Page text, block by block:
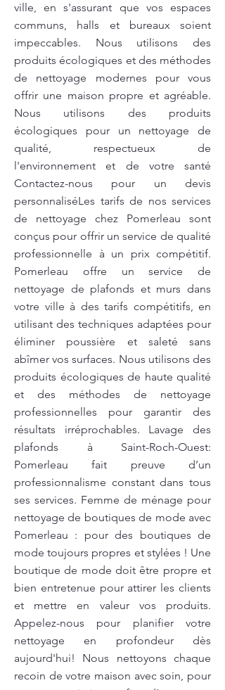
ville, en s'assurant que vos espaces
communs, halls et bureaux soient
impeccables. Nous utilisons des
produits écologiques et des méthodes
de nettoyage modernes pour vous
offrir une maison propre et agréable.
Nous utilisons des produits
écologiques pour un nettoyage de
qualité, respectueux de
l'environnement et de votre santé
Contactez-nous pour un devis
personnaliséLes tarifs de nos services
de nettoyage chez Pomerleau sont
conçus pour offrir un service de qualité
professionnelle à un prix compétitif.
Pomerleau offre un service de
nettoyage de plafonds et murs dans
votre ville à des tarifs compétitifs, en
utilisant des techniques adaptées pour
éliminer poussière et saleté sans
abîmer vos surfaces. Nous utilisons des
produits écologiques de haute qualité
et des méthodes de nettoyage
professionnelles pour garantir des
résultats irréprochables. Lavage des
plafonds à Saint-Roch-Ouest:
Pomerleau fait preuve d’un
professionnalisme constant dans tous
ses services. Femme de ménage pour
nettoyage de boutiques de mode avec
Pomerleau : pour des boutiques de
mode toujours propres et stylées ! Une
boutique de mode doit être propre et
bien entretenue pour attirer les clients
et mettre en valeur vos produits.
Appelez-nous pour planifier votre
nettoyage en profondeur dès
aujourd'hui! Nous nettoyons chaque
recoin de votre maison avec soin, pour